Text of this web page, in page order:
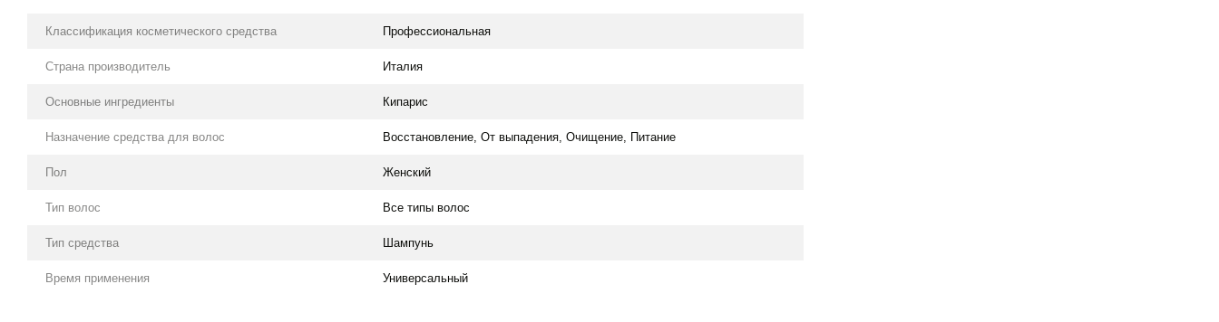
Классификация косметического средства Профессиональная
Страна производитель Италия
Основные ингредиенты Кипарис
Назначение средства для волос Восстановление, От выпадения, Очищение, Питание
Пол Женский
Тип волос Все типы волос
Тип средства Шампунь
Время применения Универсальный